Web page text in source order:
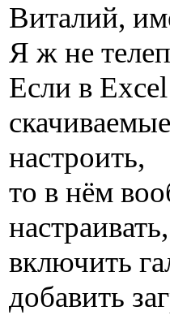
Виталий,
Я ж не
Если в
настроить,
то в нём
включить
добавить